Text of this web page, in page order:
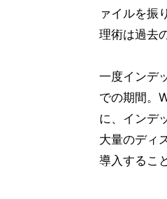
ァイルを振
理術は過去
一度インデ
での期間。
に、インデ
大量のディ
導入するこ